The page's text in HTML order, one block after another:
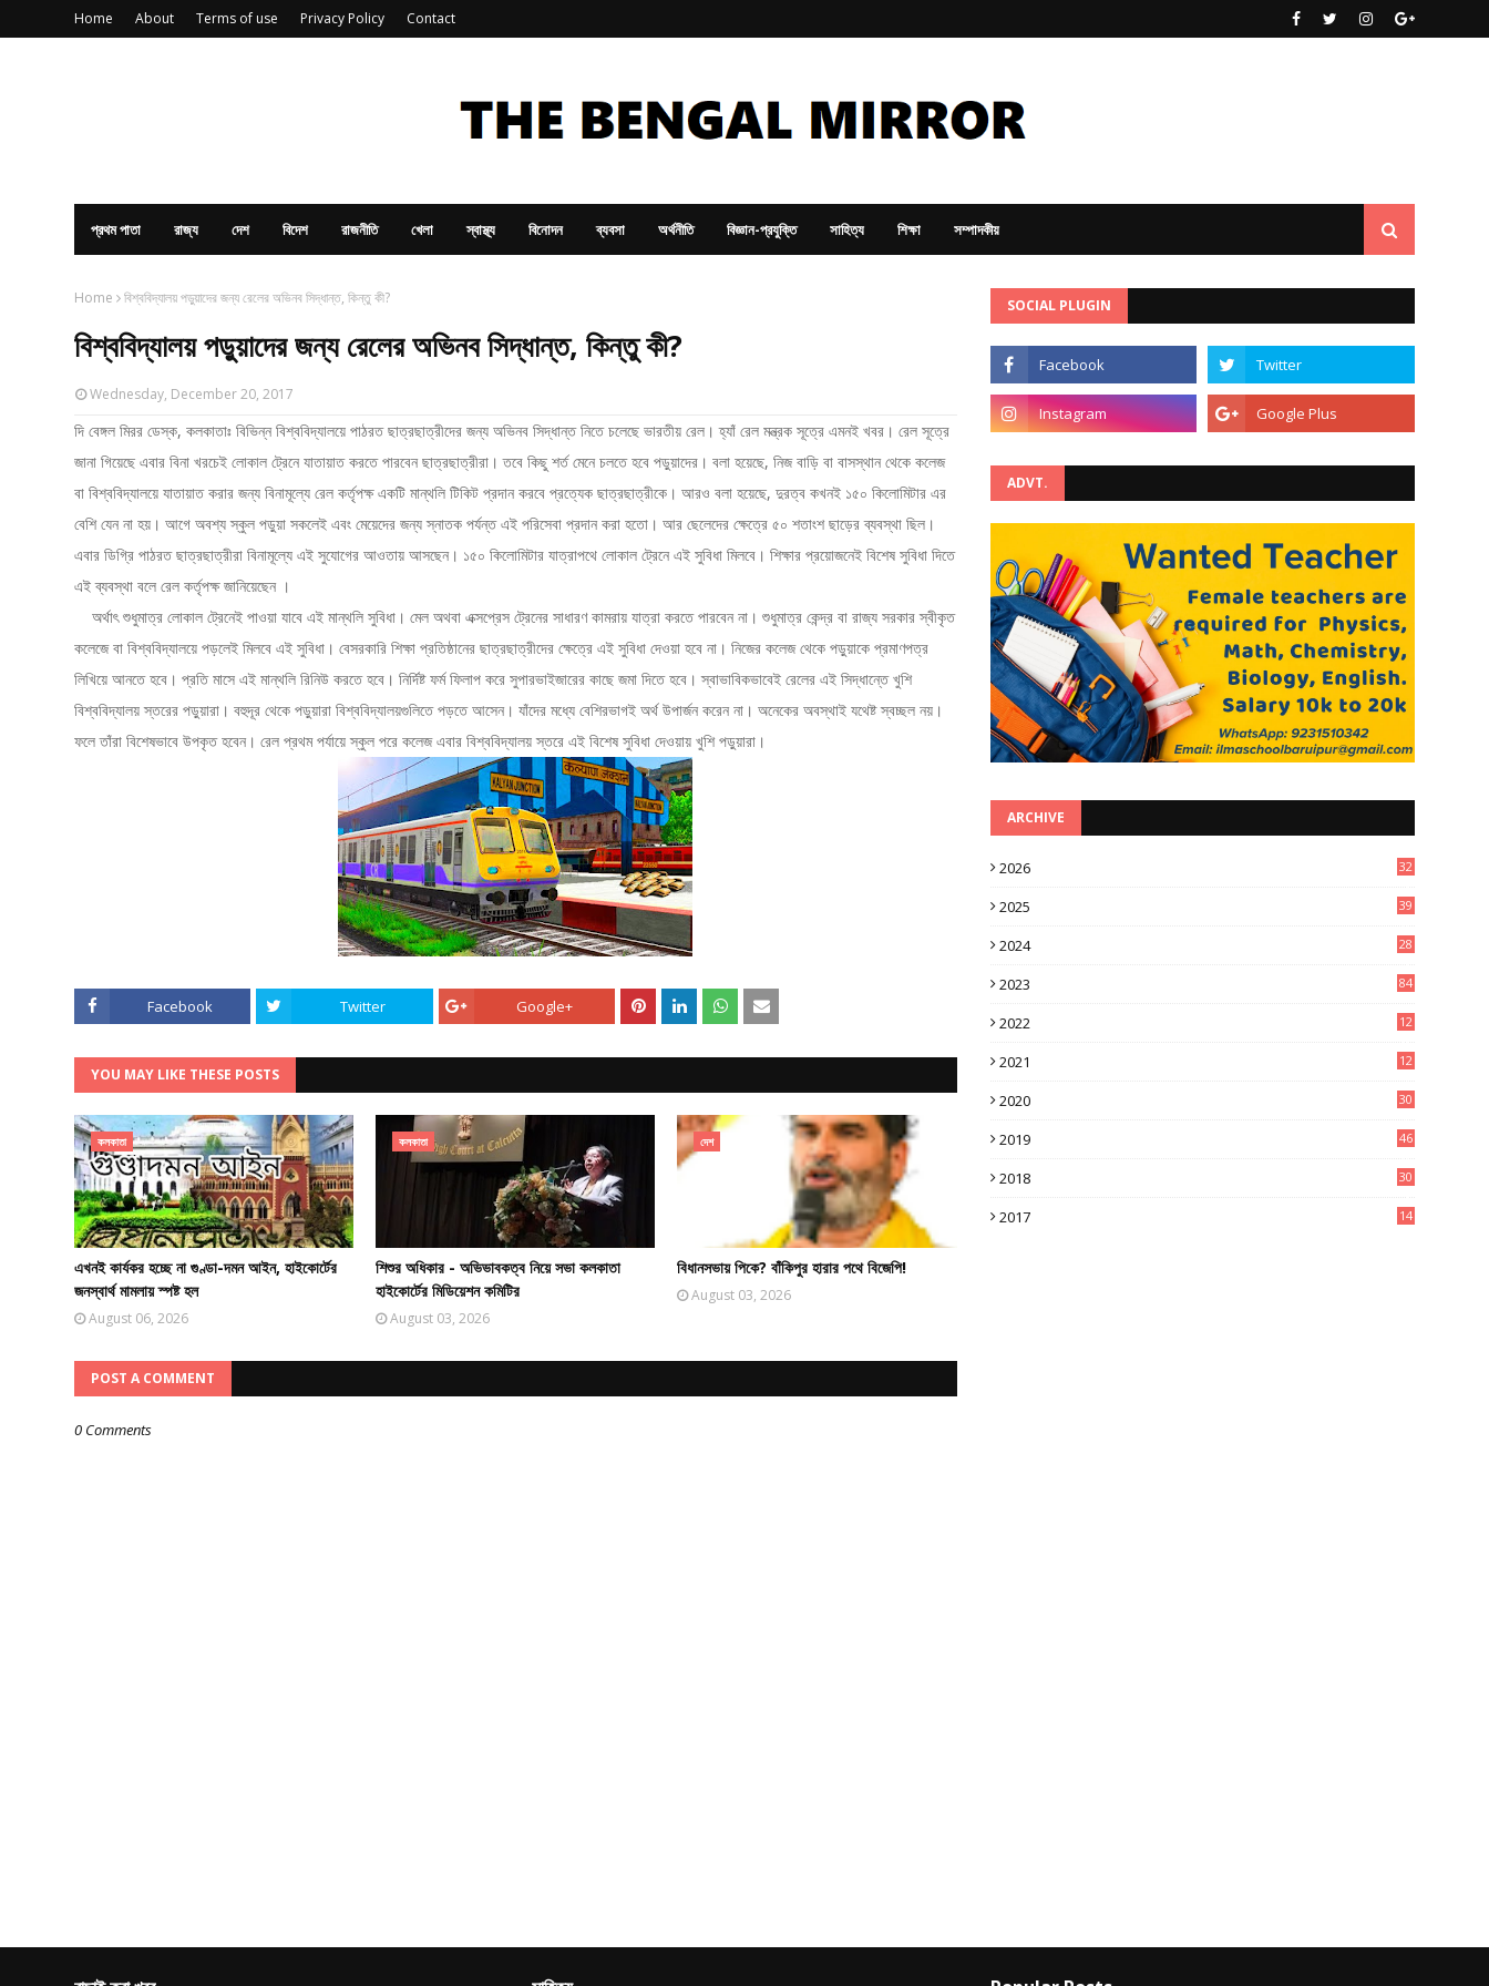
Home About Terms of use Privacy Policy Contact
প্রথম পাতা রাজ্য দেশ বিদেশ রাজনীতি খেলা স্বাস্থ্য বিনোদন ব্যবসা অর্থনীতি বিজ্ঞান-প্রযুক্তি সাহিত্য শিক্ষা সম্পাদকীয়
Home বিশ্ববিদ্যালয় পড়ুয়াদের জন্য রেলের অভিনব সিদ্ধান্ত, কিন্তু কী?
বিশ্ববিদ্যালয় পড়ুয়াদের জন্য রেলের অভিনব সিদ্ধান্ত, কিন্তু কী?
Wednesday, December 20, 2017
দি বেঙ্গল মিরর ডেস্ক, কলকাতাঃ বিভিন্ন বিশ্ববিদ্যালয়ে পাঠরত ছাত্রছাত্রীদের জন্য অভিনব সিদ্ধান্ত নিতে চলেছে ভারতীয় রেল। হ্যাঁ রেল মন্ত্রক সূত্রে এমনই খবর। রেল সূত্রে
জানা গিয়েছে এবার বিনা খরচেই লোকাল ট্রেনে যাতায়াত করতে পারবেন ছাত্রছাত্রীরা। তবে কিছু শর্ত মেনে চলতে হবে পড়ুয়াদের। বলা হয়েছে, নিজ বাড়ি বা বাসস্থান থেকে কলেজ
বা বিশ্ববিদ্যালয়ে যাতায়াত করার জন্য বিনামূল্যে রেল কর্তৃপক্ষ একটি মান্থলি টিকিট প্রদান করবে প্রত্যেক ছাত্রছাত্রীকে। আরও বলা হয়েছে, দুরত্ব কখনই ১৫০ কিলোমিটার এর
বেশি যেন না হয়। আগে অবশ্য স্কুল পড়ুয়া সকলেই এবং মেয়েদের জন্য স্নাতক পর্যন্ত এই পরিসেবা প্রদান করা হতো। আর ছেলেদের ক্ষেত্রে ৫০ শতাংশ ছাড়ের ব্যবস্থা ছিল।
এবার ডিগ্রি পাঠরত ছাত্রছাত্রীরা বিনামূল্যে এই সুযোগের আওতায় আসছেন। ১৫০ কিলোমিটার যাত্রাপথে লোকাল ট্রেনে এই সুবিধা মিলবে। শিক্ষার প্রয়োজনেই বিশেষ সুবিধা দিতে
এই ব্যবস্থা বলে রেল কর্তৃপক্ষ জানিয়েছেন ।
অর্থাৎ শুধুমাত্র লোকাল ট্রেনেই পাওয়া যাবে এই মান্থলি সুবিধা। মেল অথবা এক্সপ্রেস ট্রেনের সাধারণ কামরায় যাত্রা করতে পারবেন না। শুধুমাত্র কেন্দ্র বা রাজ্য সরকার স্বীকৃত
কলেজে বা বিশ্ববিদ্যালয়ে পড়লেই মিলবে এই সুবিধা। বেসরকারি শিক্ষা প্রতিষ্ঠানের ছাত্রছাত্রীদের ক্ষেত্রে এই সুবিধা দেওয়া হবে না। নিজের কলেজ থেকে পড়ুয়াকে প্রমাণপত্র
লিখিয়ে আনতে হবে। প্রতি মাসে এই মান্থলি রিনিউ করতে হবে। নির্দিষ্ট ফর্ম ফিলাপ করে সুপারভাইজারের কাছে জমা দিতে হবে। স্বাভাবিকভাবেই রেলের এই সিদ্ধান্তে খুশি
বিশ্ববিদ্যালয় স্তরের পড়ুয়ারা। বহুদূর থেকে পড়ুয়ারা বিশ্ববিদ্যালয়গুলিতে পড়তে আসেন। যাঁদের মধ্যে বেশিরভাগই অর্থ উপার্জন করেন না। অনেকের অবস্থাই যথেষ্ট স্বচ্ছল নয়।
ফলে তাঁরা বিশেষভাবে উপকৃত হবেন। রেল প্রথম পর্যায়ে স্কুল পরে কলেজ এবার বিশ্ববিদ্যালয় স্তরে এই বিশেষ সুবিধা দেওয়ায় খুশি পড়ুয়ারা।
Facebook Twitter Google+
YOU MAY LIKE THESE POSTS
কলকাতা
এখনই কার্যকর হচ্ছে না গুণ্ডা-দমন আইন, হাইকোর্টের
জনস্বার্থ মামলায় স্পষ্ট হল
August 06, 2026
কলকাতা
শিশুর অধিকার - অভিভাবকত্ব নিয়ে সভা কলকাতা
হাইকোর্টের মিডিয়েশন কমিটির
August 03, 2026
দেশ
বিধানসভায় পিকে? বাঁকিপুর হারার পথে বিজেপি!
August 03, 2026
POST A COMMENT
0 Comments
SOCIAL PLUGIN
ADVT.
ARCHIVE
2026
32
2025
39
2024
28
2023 84
2022
12
2021
12
2020
30
2019
46
2018
30
2017
14